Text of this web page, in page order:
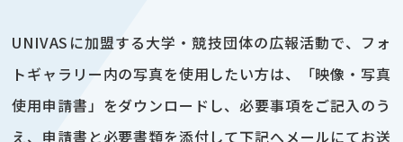
UNIVASに加盟する大学・競技団体の広報活動で、フォ
トギャラリー内の写真を使用したい方は、「映像・写真
使用申請書」をダウンロードし、必要事項をご記入のう
え、申請書と必要書類を添付して下記へメールにてお送